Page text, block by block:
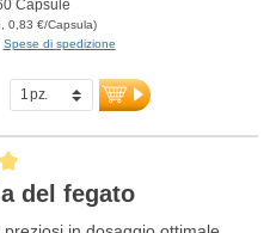
Capsule
0,83 €/Capsula)
Spese di spedizione
of 5 out of 5 stars
del fegato